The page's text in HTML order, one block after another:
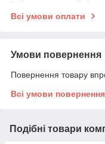
Всі умови оплати
Умови повернення
Повернення товару
Всі умови повернення
Подібні товари